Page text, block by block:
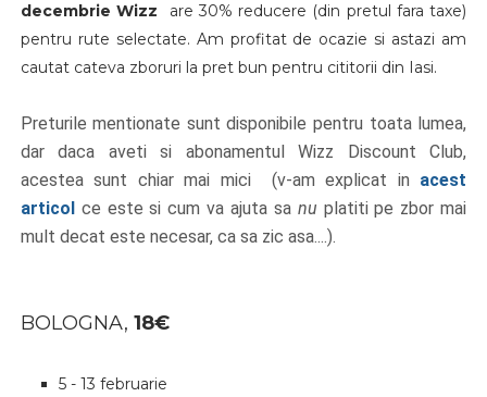
decembrie Wizz are 30% reducere (din pretul fara taxe)
pentru rute selectate. Am profitat de ocazie si astazi am
cautat cateva zboruri la pret bun pentru cititorii din Iasi.
Preturile mentionate sunt disponibile pentru toata lumea,
dar daca aveti si abonamentul Wizz Discount Club,
acestea sunt chiar mai mici
(v-am explicat in acest
articol ce este si cum va ajuta sanu platiti pe zbor mai
mult decat este necesar, ca sa zic asa....).
BOLOGNA, 18€
5 - 13 februarie